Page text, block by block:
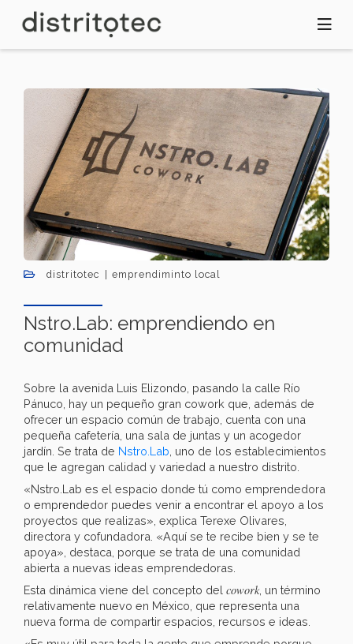
principal
distritotec emprendiminto local
Nstro.Lab: emprendiendo en
comunidad
Sobre la avenida Luis Elizondo, pasando la calle Río
Pánuco, hay un pequeño gran cowork que, además de
ofrecer un espacio común de trabajo, cuenta con una
pequeña cafetería, una sala de juntas y un acogedor
jardín. Se trata de Nstro.Lab , uno de los establecimientos
que le agregan calidad y variedad a nuestro distrito.
«Nstro.Lab es el espacio donde tú como emprendedora
o emprendedor puedes venir a encontrar el apoyo a los
proyectos que realizas», explica Terexe Olivares,
directora y cofundadora. «Aquí se te recibe bien y se te
apoya», destaca, porque se trata de una comunidad
abierta a nuevas ideas emprendedoras.
Esta dinámica viene del concepto del cowork, un término
relativamente nuevo en México, que representa una
nueva forma de compartir espacios, recursos e ideas.